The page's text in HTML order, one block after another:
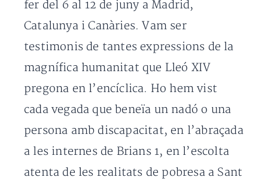
fer del 6 al 12 de juny a Madrid,
Catalunya i Canàries. Vam ser
testimonis de tantes expressions de la
magnífica humanitat que Lleó XIV
pregona en l’encíclica. Ho hem vist
cada vegada que beneïa un nadó o una
persona amb discapacitat, en l’abraçada
a les internes de Brians 1, en l’escolta
atenta de les realitats de pobresa a Sant